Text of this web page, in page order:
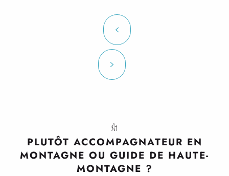
PLUTÔT ACCOMPAGNATEUR EN
MONTAGNE OU GUIDE DE HAUTE-
MONTAGNE ?